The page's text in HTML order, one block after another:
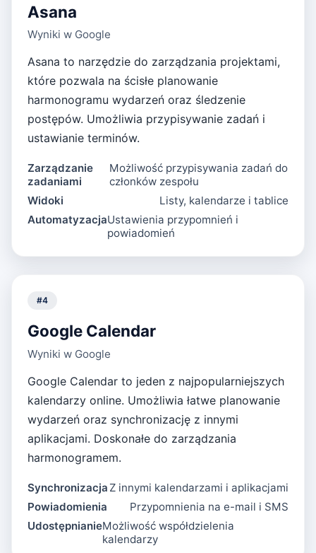
Asana
Wyniki w Google
Asana to narzędzie do zarządzania projektami,
które pozwala na ścisłe planowanie
harmonogramu wydarzeń oraz śledzenie
postępów. Umożliwia przypisywanie zadań i
ustawianie terminów.
Zarządzanie
zadaniami
Możliwość przypisywania zadań do
członków zespołu
Widoki
Listy, kalendarze i tablice
AutomatyzacjaUstawienia przypomnień i
powiadomień
#4
Google Calendar
Wyniki w Google
Google Calendar to jeden z najpopularniejszych
kalendarzy online. Umożliwia łatwe planowanie
wydarzeń oraz synchronizację z innymi
aplikacjami. Doskonałe do zarządzania
harmonogramem.
Synchronizacja Z innymi kalendarzami i aplikacjami
Powiadomienia
Przypomnienia na e-mail i SMS
UdostępnianieMożliwość współdzielenia
kalendarzy